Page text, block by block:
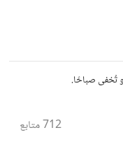
و تُخفى صباحًا.
712متابع